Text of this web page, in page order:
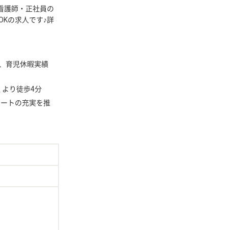
護師・正社員の
の求人です♪詳
育児休暇実績
り徒歩4分
トの充実を推